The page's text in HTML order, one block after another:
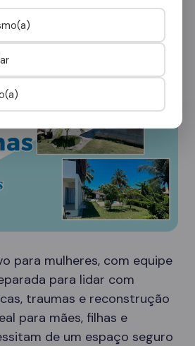
para mulheres, com equipe
para lidar com
traumas e reconstrução
para mães, filhas e
de um espaço seguro